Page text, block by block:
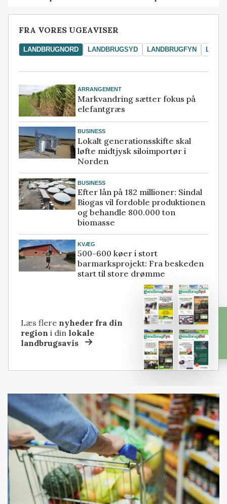
FRA VORES UGEAVISER
LANDBRUGNORD LANDBRUGSYD LANDBRUGFYN
ARRANGEMENT
Markvandring sætter fokus på
elefantgræs
BUSINESS
Lokalt generationsskifte skal
løfte midtjysk siloimportør i
Norden
BUSINESS
Efter lån på 182 millioner: Sindal
Biogas vil fordoble produktionen
og behandle 800.000 ton
biomasse
KVÆG
500-600 køer i stort
barmarksprojekt: Fra beskeden
start til store drømme
Læs flere nyheder fra din
region i dinlokale
landbrugsavis